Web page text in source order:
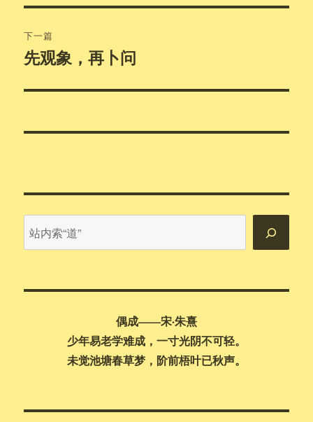
航
文
章：
下一篇
下
文
先观象，再卜问
内
偶成——宋·朱熹
少年易老学难成，一寸光阴不可轻。
未觉池塘春草梦，阶前梧叶已秋声。